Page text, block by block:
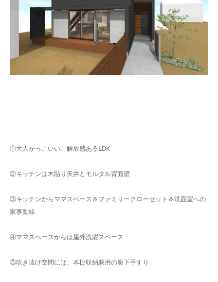
①大人かっこいい、解放感あるLDK
②キッチンは木貼り天井とモルタル背面壁
③キッチンからママスペース＆ファミリークローゼット＆洗面室への
家事動線
④ママスペースからは屋外洗濯スペース
⑤吹き抜け空間には、本棚収納兼用の廊下手すり